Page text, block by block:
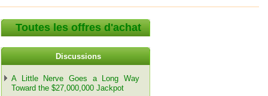
Toutes les offres d'achat
Discussions
A Little Nerve Goes a Long Way
Toward the $27,000,000 Jackpot